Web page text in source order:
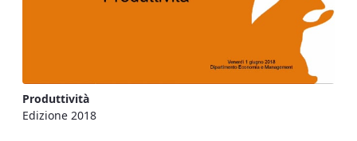
Produttività
Edizione 2018